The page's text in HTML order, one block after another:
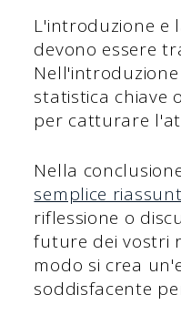
L'introduzione e
devono essere
statistica chiave
per catturare
Nella
semplice
riflessione o
future dei vostri
modo si crea
soddisfacente